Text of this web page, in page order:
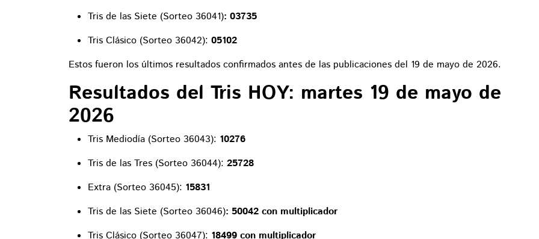
Tris de las Siete (Sorteo 36041): 03735
Tris Clásico (Sorteo 36042): 05102
Estos fueron los últimos resultados confirmados antes de las publicaciones del 19 de mayo de 2026.
Resultados del Tris HOY: martes 19 de mayo de
2026
Tris Mediodía (Sorteo 36043): 10276
Tris de las Tres (Sorteo 36044): 25728
Extra (Sorteo 36045): 15831
Tris de las Siete (Sorteo 36046): 50042 con multiplicador
Tris Clásico (Sorteo 36047): 18499 con multiplicador